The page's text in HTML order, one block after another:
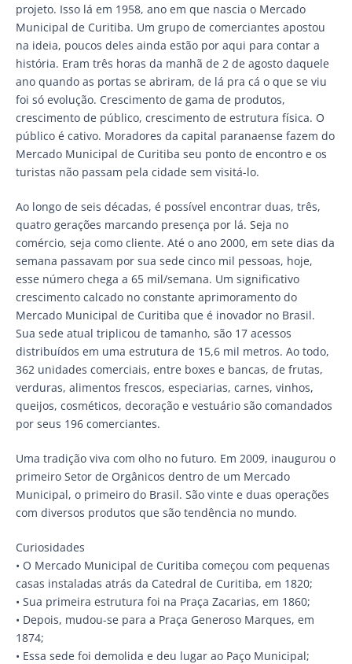
projeto. Isso lá em 1958, ano em que nascia o Mercado
Municipal de Curitiba. Um grupo de comerciantes apostou
na ideia, poucos deles ainda estão por aqui para contar a
história. Eram três horas da manhã de 2 de agosto daquele
ano quando as portas se abriram, de lá pra cá o que se viu
foi só evolução. Crescimento de gama de produtos,
crescimento de público, crescimento de estrutura física. O
público é cativo. Moradores da capital paranaense fazem do
Mercado Municipal de Curitiba seu ponto de encontro e os
turistas não passam pela cidade sem visitá-lo.
Ao longo de seis décadas, é possível encontrar duas, três,
quatro gerações marcando presença por lá. Seja no
comércio, seja como cliente. Até o ano 2000, em sete dias da
semana passavam por sua sede cinco mil pessoas, hoje,
esse número chega a 65 mil/semana. Um significativo
crescimento calcado no constante aprimoramento do
Mercado Municipal de Curitiba que é inovador no Brasil.
Sua sede atual triplicou de tamanho, são 17 acessos
distribuídos em uma estrutura de 15,6 mil metros. Ao todo,
362 unidades comerciais, entre boxes e bancas, de frutas,
verduras, alimentos frescos, especiarias, carnes, vinhos,
queijos, cosméticos, decoração e vestuário são comandados
por seus 196 comerciantes.
Uma tradição viva com olho no futuro. Em 2009, inaugurou o
primeiro Setor de Orgânicos dentro de um Mercado
Municipal, o primeiro do Brasil. São vinte e duas operações
com diversos produtos que são tendência no mundo.
Curiosidades
• O Mercado Municipal de Curitiba começou com pequenas
casas instaladas atrás da Catedral de Curitiba, em 1820;
• Sua primeira estrutura foi na Praça Zacarias, em 1860;
• Depois, mudou-se para a Praça Generoso Marques, em
1874;
• Essa sede foi demolida e deu lugar ao Paço Municipal;